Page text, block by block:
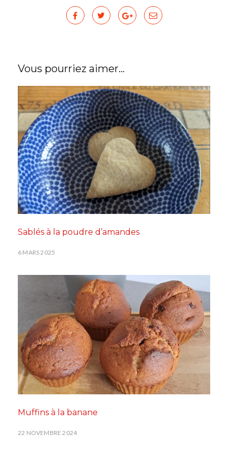
Vous pourriez aimer...
Sablés à la poudre d’amandes
6 MARS 2025
Muffins à la banane
22 NOVEMBRE 2024